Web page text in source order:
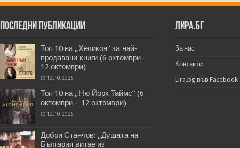
Последни публикации
Топ 10 на „Хеликон” за най-
продавани книги (6 октомври –
12 октомври)
12.10.2025
Топ 10 на „Ню Йорк Таймс” (6
октомври – 12 октомври)
12.10.2025
Добри Станчов: „Душата на
България витае из
Лира.бг
За нас
Контакти
Lira.bg във Facebook